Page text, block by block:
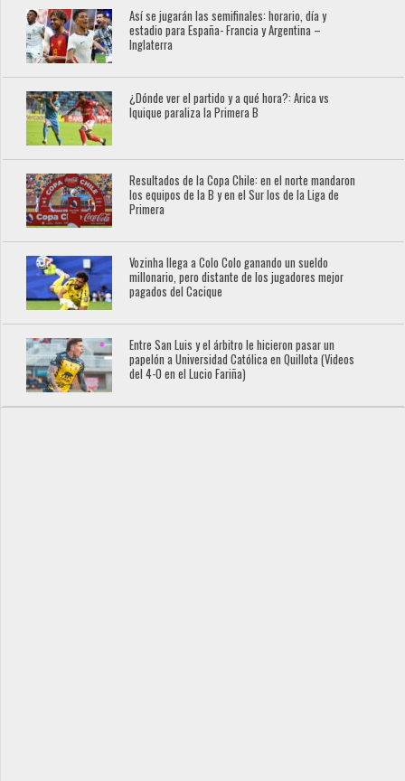
Así se jugarán las semifinales: horario, día y
estadio para España- Francia y Argentina –
Inglaterra
¿Dónde ver el partido y a qué hora?: Arica vs
Iquique paraliza la Primera B
Resultados de la Copa Chile: en el norte mandaron
los equipos de la B y en el Sur los de la Liga de
Primera
Vozinha llega a Colo Colo ganando un sueldo
millonario, pero distante de los jugadores mejor
pagados del Cacique
Entre San Luis y el árbitro le hicieron pasar un
papelón a Universidad Católica en Quillota (Videos
del 4-0 en el Lucio Fariña)